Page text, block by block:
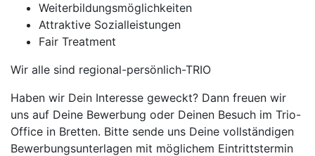
Weiterbildungsmöglichkeiten
Attraktive Sozialleistungen
Fair Treatment
Wir alle sind regional-persönlich-TRIO
Haben wir Dein Interesse geweckt? Dann freuen wir
uns auf Deine Bewerbung oder Deinen Besuch im Trio-
Office in Bretten. Bitte sende uns Deine vollständigen
Bewerbungsunterlagen mit möglichem Eintrittstermin